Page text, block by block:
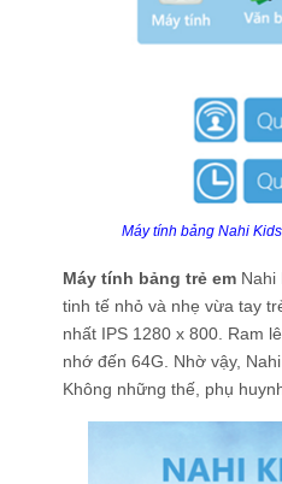
Máy tính bảng Nahi
Máy tính bảng trẻ em Nahi
tinh tế nhỏ và nhẹ vừa tay
nhất IPS 1280 x 800. Ram
nhớ đến 64G. Nhờ vậy,
Không những thế, phụ